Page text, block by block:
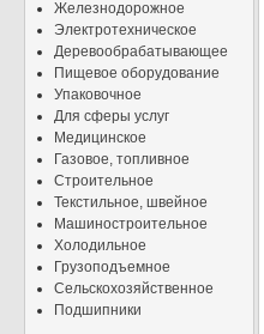
Железнодорожное
Электротехническое
Деревообрабатывающее
Пищевое оборудование
Упаковочное
Для сферы услуг
Медицинское
Газовое, топливное
Строительное
Текстильное, швейное
Машиностроительное
Холодильное
Грузоподъемное
Сельскохозяйственное
Подшипники